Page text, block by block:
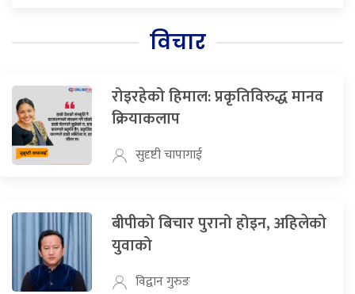
विचार
रोइरहेको हिमाल: प्रकृतिविरुद्ध मानव
क्रियाकलाप
सुदृष्टी चापागाई
बीपीको बिचार पुरानो होइन, अहिलेको
युवाको
विद्वान गुरुङ